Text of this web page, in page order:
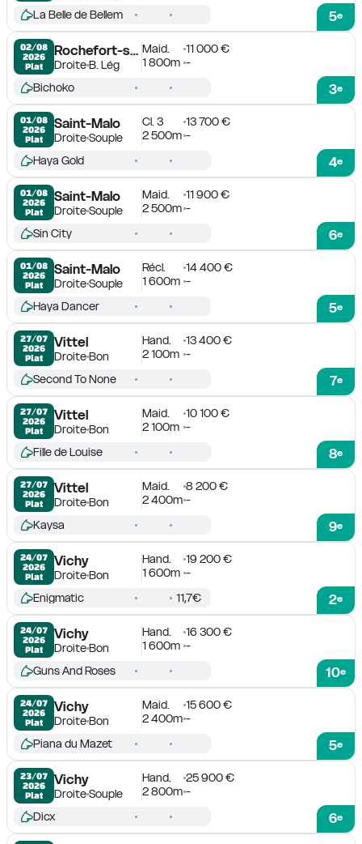
5e
La Belle de Bellem
02/08
2026
Plat
Rochefort-sur-Loire
DroiteB. Lég
Maid.
11 000 €
1 800m -
3e
Bichoko
01/08
2026
Plat
Saint-Malo
DroiteSouple
Cl. 3
13 700 €
2 500m -
4e
Haya Gold
01/08
2026
Plat
Saint-Malo
DroiteSouple
Maid.
11 900 €
2 500m -
6e
Sin City
01/08
2026
Plat
Saint-Malo
DroiteSouple
Récl.
14 400 €
1 600m -
5e
Haya Dancer
27/07
2026
Plat
Vittel
DroiteBon
Hand.
13 400 €
2 100m -
7e
Second To None
27/07
2026
Plat
Vittel
DroiteBon
Maid.
10 100 €
2 100m -
8e
Fille de Louise
27/07
2026
Plat
Vittel
DroiteBon
Maid.
8 200 €
2 400m -
9e
Kaysa
24/07
2026
Plat
Vichy
DroiteBon
Hand.
19 200 €
1 600m -
2e
Enigmatic 11,7€
24/07
2026
Plat
Vichy
DroiteBon
Hand.
16 300 €
1 600m -
10e
Guns And Roses
24/07
2026
Plat
Vichy
DroiteBon
Maid.
15 600 €
2 400m -
5e
Piana du Mazet
23/07
2026
Plat
Vichy
DroiteSouple
Hand.
25 900 €
2 800m -
6e
Dicx